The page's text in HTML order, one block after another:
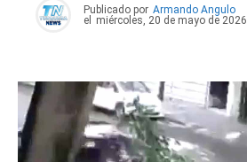
Publicado por Armando Angulo
el
miércoles, 20 de mayo de 2026